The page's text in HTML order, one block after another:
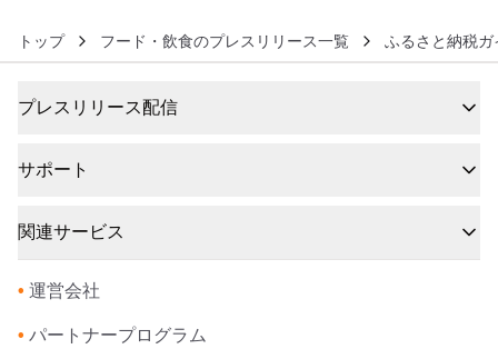
トップ フード・飲食のプレスリリース一覧 ふるさと納税ガ
プレスリリース配信
サポート
関連サービス
• 運営会社
• パートナープログラム